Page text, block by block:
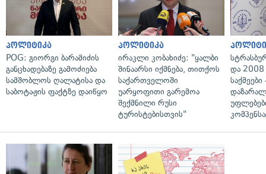
პოლიტიკა
POG: გიორგი ბარამიძის
განცხადებაზე გამოძიება
სამშობლოს ღალატისა და
საბოტაჟის ფაქტზე დაიწყო
პოლიტიკა
ირაკლი კობახიძე: "ყალბი
შინაარსი იქმნება, თითქოს
საქართველოში
უარყოფითი გარემოა
შექმნილი რუსი
ტურისტებისთვის"
და 2008